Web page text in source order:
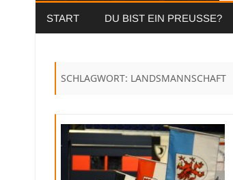
START DU BIST EIN PREUSSE?
SCHLAGWORT: LANDSMANNSCHAFT